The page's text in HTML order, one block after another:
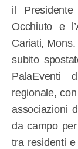
il
Occhiuto e
Cariati,
subito
PalaEventi
regionale,
associazioni
da campo
tra residenti